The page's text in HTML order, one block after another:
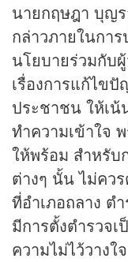
นายกฤษฎา บุญ
กล่าวภายในกา
นโยบายร่วมกับ
เรื่องการแก้ไข
ประชาชน ให้เน้
ทำความเข้าใจ
ให้พร้อม สำหรับ
ต่างๆ นั้น ไม่คว
ที่อำเภอถลาง ต
มีการตั้งตำรวจ
ความไม่ไว้วางใ